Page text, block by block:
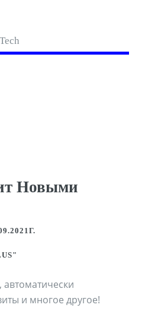
Новыми
и многое другое!